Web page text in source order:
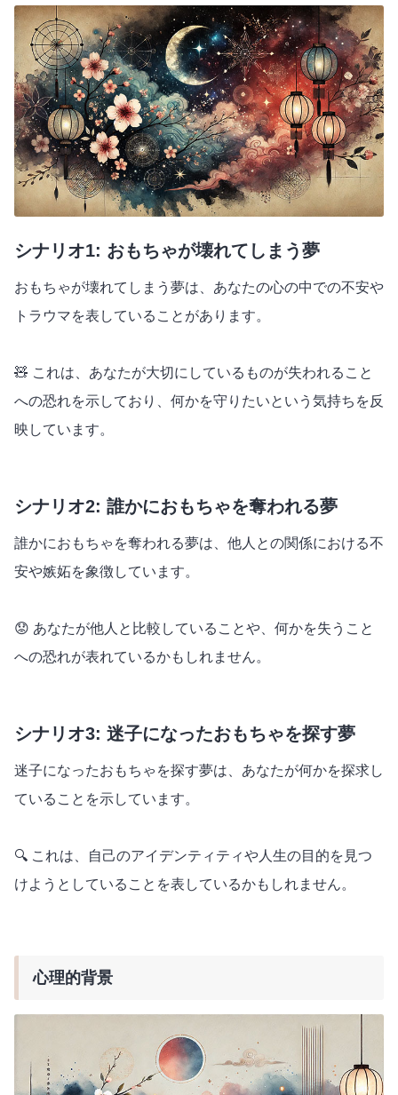
シナリオ1: おもちゃが壊れてしまう夢
おもちゃが壊れてしまう夢は、あなたの心の中での不安や
トラウマを表していることがあります。
🧸 これは、あなたが大切にしているものが失われること
への恐れを示しており、何かを守りたいという気持ちを反
映しています。
シナリオ2: 誰かにおもちゃを奪われる夢
誰かにおもちゃを奪われる夢は、他人との関係における不
安や嫉妬を象徴しています。
😟 あなたが他人と比較していることや、何かを失うこと
への恐れが表れているかもしれません。
シナリオ3: 迷子になったおもちゃを探す夢
迷子になったおもちゃを探す夢は、あなたが何かを探求し
ていることを示しています。
🔍 これは、自己のアイデンティティや人生の目的を見つ
けようとしていることを表しているかもしれません。
心理的背景